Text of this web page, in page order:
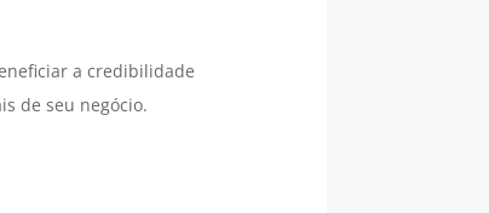
a credibilidade
de seu negócio.